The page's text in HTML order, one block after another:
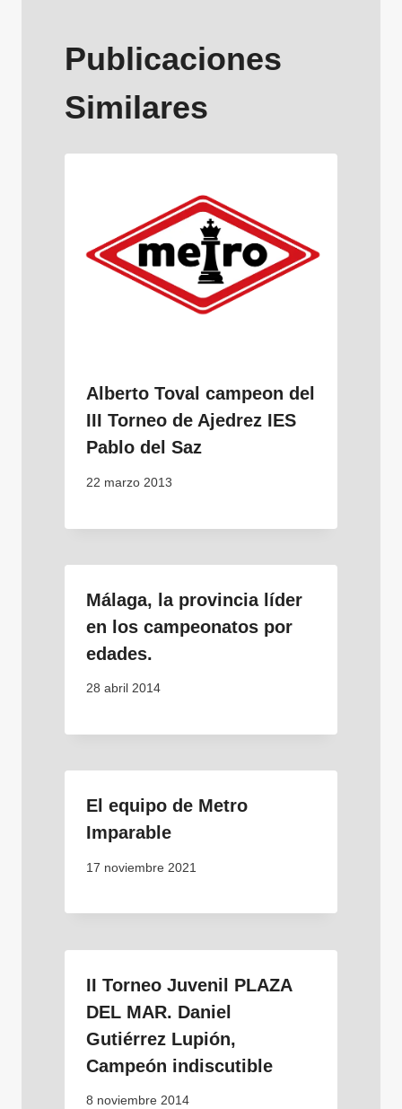
Publicaciones
Similares
Alberto Toval campeon del
III Torneo de Ajedrez IES
Pablo del Saz
22 marzo 2013
Málaga, la provincia líder
en los campeonatos por
edades.
28 abril 2014
El equipo de Metro
Imparable
17 noviembre 2021
II Torneo Juvenil PLAZA
DEL MAR. Daniel
Gutiérrez Lupión,
Campeón indiscutible
8 noviembre 2014